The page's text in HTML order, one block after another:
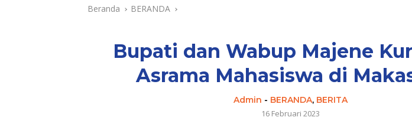
Beranda BERANDA
Bupati dan Wabup Majene
Asrama Mahasiswa di
Admin - BERANDA, BERITA
16 Februari 2023